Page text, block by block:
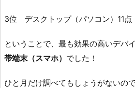
3位 デスクトップ（パソコン）11点
ということで、最も効果の高いデバ
帯端末（スマホ） でした！
ひと月だけ調べてもしょうがないの